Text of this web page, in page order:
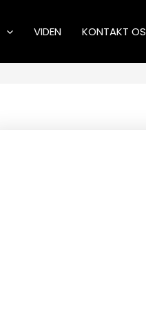
VIDEN KONTAKT OS